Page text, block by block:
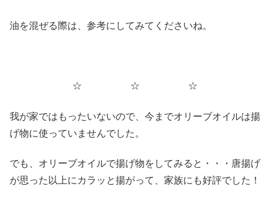
油を混ぜる際は、参考にしてみてくださいね。
☆ ☆ ☆
我が家ではもったいないので、今までオリーブオイルは揚
げ物に使っていませんでした。
でも、オリーブオイルで揚げ物をしてみると・・・唐揚げ
が思った以上にカラッと揚がって、家族にも好評でした！